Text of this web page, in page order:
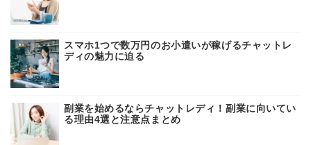
スマホ1つで数万円のお小遣いが稼げるチャットレ
ディの魅力に迫る
副業を始めるならチャットレディ！副業に向いてい
る理由4選と注意点まとめ